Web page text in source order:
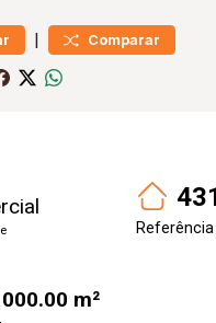
| Comparar
Referência
m²